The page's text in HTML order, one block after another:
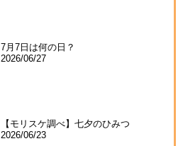
7月7日は何の日？
2026/06/27
【モリスケ調べ】七夕のひみつ
2026/06/23